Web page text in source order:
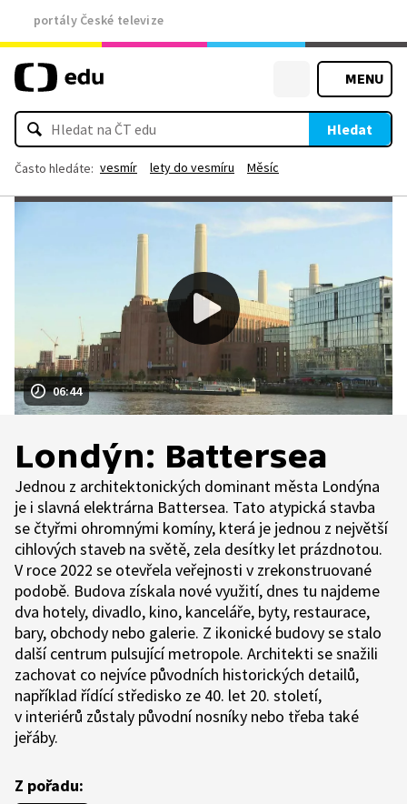
portály České televize
MENU
Hledat
Často hledáte: vesmír lety do vesmíru Měsíc
06:44
Londýn: Battersea
Jednou z architektonických dominant města Londýna
je i slavná elektrárna Battersea. Tato atypická stavba
se čtyřmi ohromnými komíny, která je jednou z největší
cihlových staveb na světě, zela desítky let prázdnotou.
V roce 2022 se otevřela veřejnosti v zrekonstruované
podobě. Budova získala nové využití, dnes tu najdeme
dva hotely, divadlo, kino, kanceláře, byty, restaurace,
bary, obchody nebo galerie. Z ikonické budovy se stalo
další centrum pulsující metropole. Architekti se snažili
zachovat co nejvíce původních historických detailů,
například řídící středisko ze 40. let 20. století,
v interiérů zůstaly původní nosníky nebo třeba také
jeřáby.
Z pořadu: